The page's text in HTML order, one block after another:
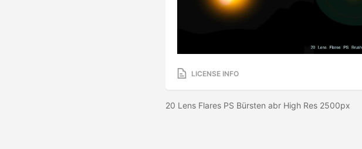
LICENSE INFO
20 Lens Flares PS Bürsten abr High Res 2500px